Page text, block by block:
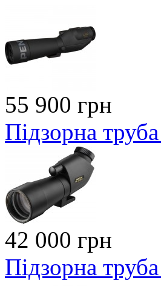
55 900 грн
Підзорна
42 000 грн
Підзорна